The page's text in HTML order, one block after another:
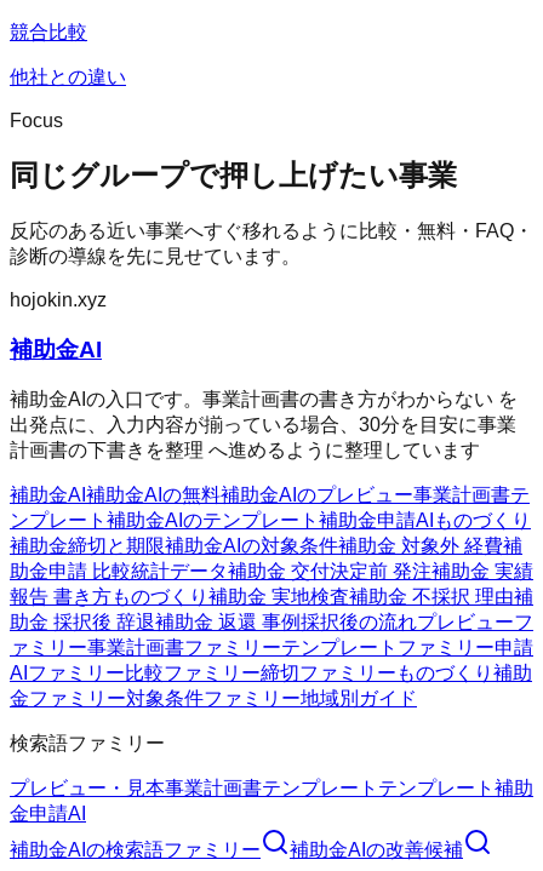
競合比較
他社との違い
Focus
同じグループで押し上げたい事業
反応のある近い事業へすぐ移れるように比較・無料・FAQ・
診断の導線を先に見せています。
hojokin.xyz
補助金AI
補助金AIの入口です。事業計画書の書き方がわからない を
出発点に、入力内容が揃っている場合、30分を目安に事業
計画書の下書きを整理 へ進めるように整理しています
補助金AI 補助金AIの無料補助金AIのプレビュー事業計画書テ
ンプレート 補助金AIのテンプレート 補助金申請AI ものづくり
補助金締切と期限補助金AIの対象条件補助金 対象外 経費補
助金申請 比較統計データ補助金 交付決定前 発注補助金 実績
報告 書き方ものづくり補助金 実地検査補助金 不採択 理由補
助金 採択後 辞退補助金 返還 事例採択後の流れプレビューフ
ァミリー事業計画書ファミリーテンプレートファミリー申請
AIファミリー比較ファミリー締切ファミリー ものづくり補助
金ファミリー対象条件ファミリー地域別ガイド
検索語ファミリー
プレビュー・見本事業計画書テンプレート テンプレート 補助
金申請AI
補助金AI の検索語ファミリー 補助金AI の改善候補